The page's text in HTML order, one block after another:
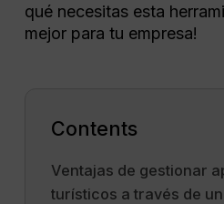
qué necesitas esta
mejor para tu empresa!
Contents
Ventajas de gestionar
turísticos a través de